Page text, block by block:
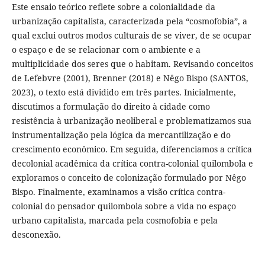
Este ensaio teórico reflete sobre a colonialidade da
urbanização capitalista, caracterizada pela “cosmofobia”, a
qual exclui outros modos culturais de se viver, de se ocupar
o espaço e de se relacionar com o ambiente e a
multiplicidade dos seres que o habitam. Revisando conceitos
de Lefebvre (2001), Brenner (2018) e Nêgo Bispo (SANTOS,
2023), o texto está dividido em três partes. Inicialmente,
discutimos a formulação do direito à cidade como
resistência à urbanização neoliberal e problematizamos sua
instrumentalização pela lógica da mercantilização e do
crescimento econômico. Em seguida, diferenciamos a crítica
decolonial acadêmica da crítica contra-colonial quilombola e
exploramos o conceito de colonização formulado por Nêgo
Bispo. Finalmente, examinamos a visão crítica contra-
colonial do pensador quilombola sobre a vida no espaço
urbano capitalista, marcada pela cosmofobia e pela
desconexão.